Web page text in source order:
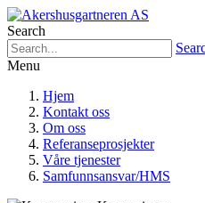
Search
Menu
Hjem
Kontakt oss
Om oss
Referanseprosjekter
Våre tjenester
Samfunnsansvar/HMS